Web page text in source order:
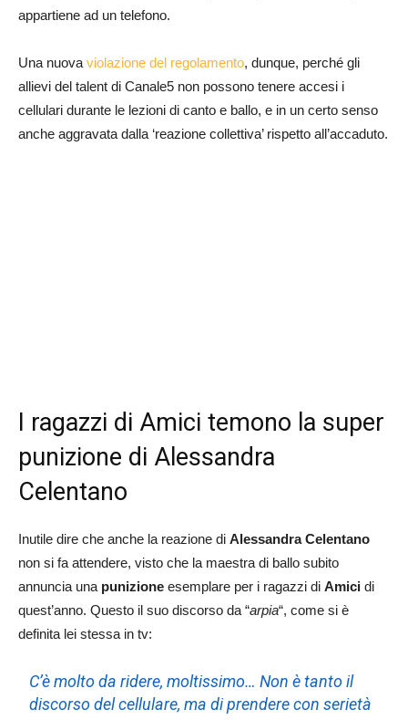
appartiene ad un telefono.
Una nuova violazione del regolamento, dunque, perché gli
allievi del talent di Canale5 non possono tenere accesi i
cellulari durante le lezioni di canto e ballo, e in un certo senso
anche aggravata dalla ‘reazione collettiva’ rispetto all’accaduto.
I ragazzi di Amici temono la super
punizione di Alessandra
Celentano
Inutile dire che anche la reazione di Alessandra Celentano
non si fa attendere, visto che la maestra di ballo subito
annuncia una punizione esemplare per i ragazzi di Amici di
quest’anno. Questo il suo discorso da “arpia“, come si è
definita lei stessa in tv:
C’è molto da ridere, moltissimo… Non è tanto il
discorso del cellulare, ma di prendere con serietà